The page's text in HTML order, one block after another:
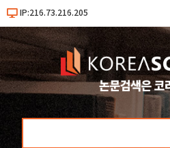
IP:216.73.216.205